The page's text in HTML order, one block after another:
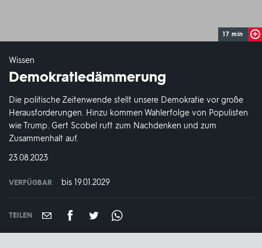
17 min
Wissen
Demokratiedämmerung
Die politische Zeitenwende stellt unsere Demokratie vor große
Herausforderungen. Hinzu kommen Wahlerfolge von Populisten
wie Trump. Gert Scobel ruft zum Nachdenken und zum
Zusammenhalt auf.
DATUM:
23.08.2023
VERFÜGBAR bis 19.01.2029
TEILEN